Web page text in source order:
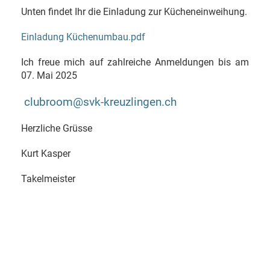
Unten findet Ihr die Einladung zur Kücheneinweihung.
Einladung Küchenumbau.pdf
Ich freue mich auf zahlreiche Anmeldungen bis am
07. Mai 2025
clubroom@svk-kreuzlingen.ch
Herzliche Grüsse
Kurt Kasper
Takelmeister